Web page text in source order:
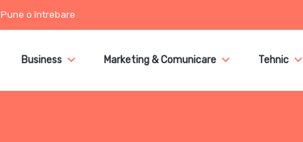
Pune o întrebare
Business Marketing & Comunicare Tehnic